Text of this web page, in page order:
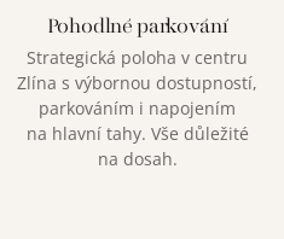
Pohodlné parkování
Strategická poloha v centru
Zlína s výbornou dostupností,
parkováním i napojením
na hlavní tahy. Vše důležité
na dosah.